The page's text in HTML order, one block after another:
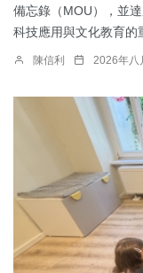
備忘錄（MOU），並
科技應用與文化教育的
陳信利 2026年八